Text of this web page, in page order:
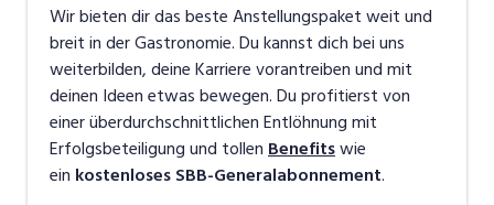
Wir bieten dir das beste Anstellungspaket weit und
breit in der Gastronomie. Du kannst dich bei uns
weiterbilden, deine Karriere vorantreiben und mit
deinen Ideen etwas bewegen. Du profitierst von
einer überdurchschnittlichen Entlöhnung mit
Erfolgsbeteiligung und tollenBenefitswie
ein kostenloses SBB-Generalabonnement.